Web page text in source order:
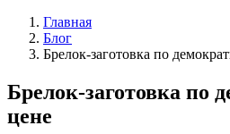
Главная
Блог
Брелок-заготовка по
Брелок-заготовка по
цене